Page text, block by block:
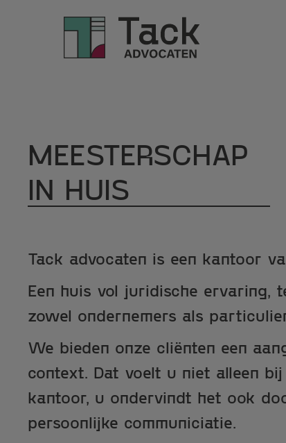
MEESTERSCHAP
IN HUIS
Tack advocaten is een kantoor
Een huis vol juridische ervaring,
zowel ondernemers als
We bieden onze cliënten een
context. Dat voelt u niet alleen
kantoor, u ondervindt het ook
persoonlijke communiciatie.